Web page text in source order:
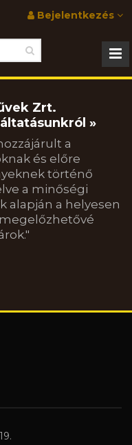
Bejelentkezés
Zrt.
»
a
és előre
történő
a minőségi
alapján a helyesen